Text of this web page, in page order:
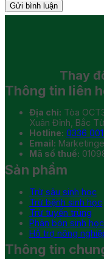
Thay
Thông tin liên
Địa chỉ: Tòa
Xuân Đỉnh, Bắc
Hotline: 0336
Email:
Mã số thuế:
Sản phẩm
Trừ sâu sinh học
Trừ bệnh sinh học
Trừ tuyến trùng
Phân bón sinh học
Hỗ trợ nông
Thông tin